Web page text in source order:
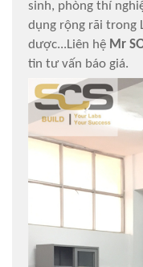
sinh, phòng thí
dụng rộng rãi trong
dược...Liên hệ Mr
tin tư vấn báo giá.